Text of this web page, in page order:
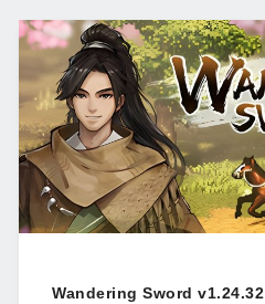
Wandering Sword v1.24.32